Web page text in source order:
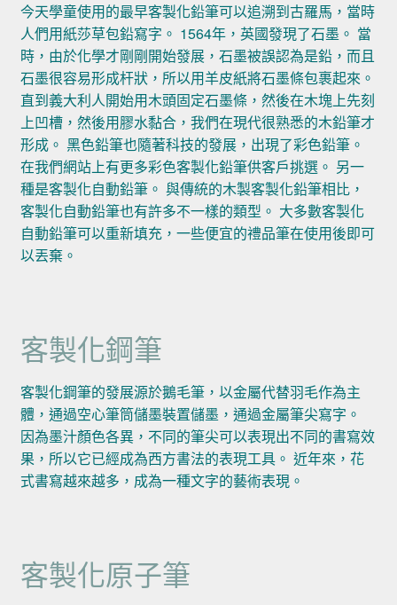
今天學童使用的最早客製化鉛筆可以追溯到古羅馬，當時
人們用紙莎草包鉛寫字。 1564年，英國發現了石墨。 當
時，由於化學才剛剛開始發展，石墨被誤認為是鉛，而且
石墨很容易形成杆狀，所以用羊皮紙將石墨條包裹起來。
直到義大利人開始用木頭固定石墨條，然後在木塊上先刻
上凹槽，然後用膠水黏合，我們在現代很熟悉的木鉛筆才
形成。 黑色鉛筆也隨著科技的發展，出現了彩色鉛筆。
在我們網站上有更多彩色客製化鉛筆供客戶挑選。 另一
種是客製化自動鉛筆。 與傳統的木製客製化鉛筆相比，
客製化自動鉛筆也有許多不一樣的類型。 大多數客製化
自動鉛筆可以重新填充，一些便宜的禮品筆在使用後即可
以丟棄。
客製化鋼筆
客製化鋼筆的發展源於鵝毛筆，以金屬代替羽毛作為主
體，通過空心筆筒儲墨裝置儲墨，通過金屬筆尖寫字。
因為墨汁顏色各異，不同的筆尖可以表現出不同的書寫效
果，所以它已經成為西方書法的表現工具。 近年來，花
式書寫越來越多，成為一種文字的藝術表現。
客製化原子筆